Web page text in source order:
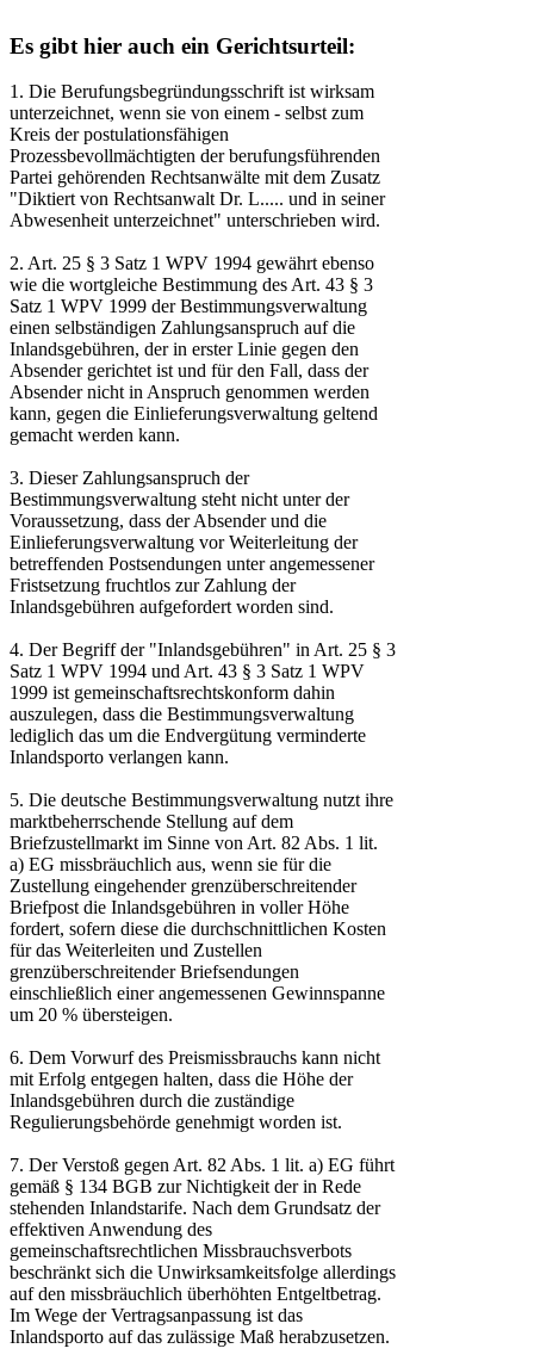
Es gibt hier auch ein Gerichtsurteil:
1. Die Berufungsbegründungsschrift ist wirksam
unterzeichnet, wenn sie von einem - selbst zum
Kreis der postulationsfähigen
Prozessbevollmächtigten der berufungsführenden
Partei gehörenden Rechtsanwälte mit dem Zusatz
"Diktiert von Rechtsanwalt Dr. L..... und in seiner
Abwesenheit unterzeichnet" unterschrieben wird.
2. Art. 25 § 3 Satz 1 WPV 1994 gewährt ebenso
wie die wortgleiche Bestimmung des Art. 43 § 3
Satz 1 WPV 1999 der Bestimmungsverwaltung
einen selbständigen Zahlungsanspruch auf die
Inlandsgebühren, der in erster Linie gegen den
Absender gerichtet ist und für den Fall, dass der
Absender nicht in Anspruch genommen werden
kann, gegen die Einlieferungsverwaltung geltend
gemacht werden kann.
3. Dieser Zahlungsanspruch der
Bestimmungsverwaltung steht nicht unter der
Voraussetzung, dass der Absender und die
Einlieferungsverwaltung vor Weiterleitung der
betreffenden Postsendungen unter angemessener
Fristsetzung fruchtlos zur Zahlung der
Inlandsgebühren aufgefordert worden sind.
4. Der Begriff der "Inlandsgebühren" in Art. 25 § 3
Satz 1 WPV 1994 und Art. 43 § 3 Satz 1 WPV
1999 ist gemeinschaftsrechtskonform dahin
auszulegen, dass die Bestimmungsverwaltung
lediglich das um die Endvergütung verminderte
Inlandsporto verlangen kann.
5. Die deutsche Bestimmungsverwaltung nutzt ihre
marktbeherrschende Stellung auf dem
Briefzustellmarkt im Sinne von Art. 82 Abs. 1 lit.
a) EG missbräuchlich aus, wenn sie für die
Zustellung eingehender grenzüberschreitender
Briefpost die Inlandsgebühren in voller Höhe
fordert, sofern diese die durchschnittlichen Kosten
für das Weiterleiten und Zustellen
grenzüberschreitender Briefsendungen
einschließlich einer angemessenen Gewinnspanne
um 20 % übersteigen.
6. Dem Vorwurf des Preismissbrauchs kann nicht
mit Erfolg entgegen halten, dass die Höhe der
Inlandsgebühren durch die zuständige
Regulierungsbehörde genehmigt worden ist.
7. Der Verstoß gegen Art. 82 Abs. 1 lit. a) EG führt
gemäß § 134 BGB zur Nichtigkeit der in Rede
stehenden Inlandstarife. Nach dem Grundsatz der
effektiven Anwendung des
gemeinschaftsrechtlichen Missbrauchsverbots
beschränkt sich die Unwirksamkeitsfolge allerdings
auf den missbräuchlich überhöhten Entgeltbetrag.
Im Wege der Vertragsanpassung ist das
Inlandsporto auf das zulässige Maß herabzusetzen.